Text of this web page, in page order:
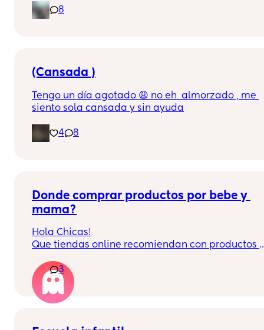
no es de mis mejores experiencias como madre
8
(Cansada )
Tengo un día agotado 😩 no eh  almorzado , me
siento sola cansada y sin ayuda
4 8
Donde comprar productos por bebe y
mama?
Hola Chicas!
Que tiendas online recomiendan con productos
pero no hay un gran seleccion de algunos
productos este categoria. Gracias!
3